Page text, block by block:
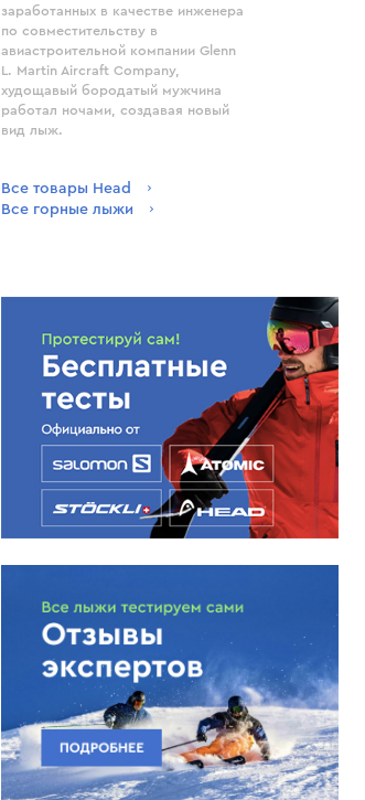
заработанных в качестве инженера
по совместительству в
авиастроительной компании Glenn
L. Martin Aircraft Company,
худощавый бородатый мужчина
работал ночами, создавая новый
вид лыж.
Все товары Head
Все горные лыжи